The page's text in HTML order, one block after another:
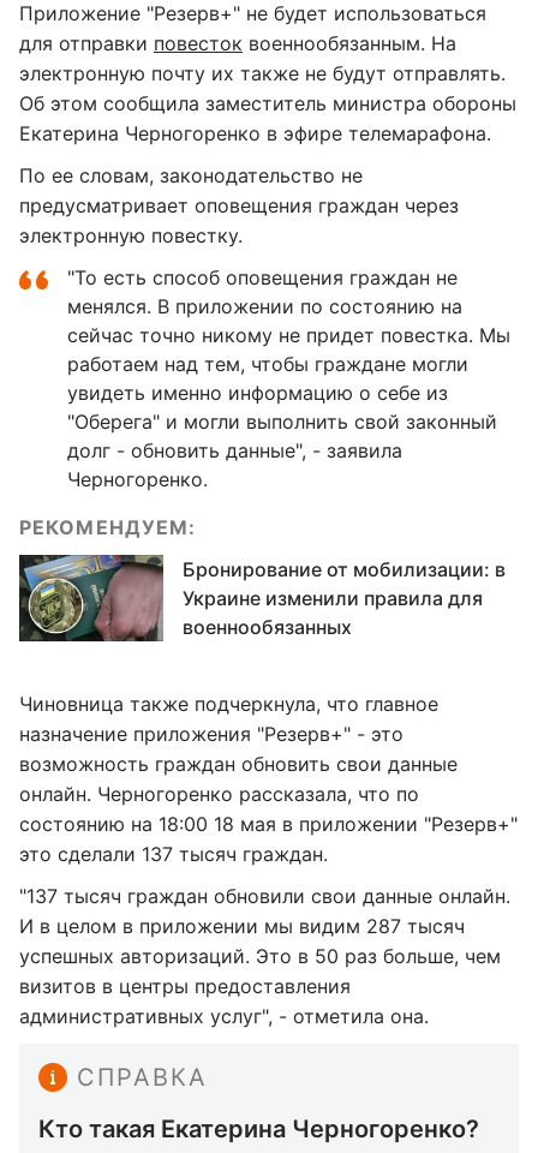
Приложение "Резерв+" не будет использоваться
для отправки повесток военнообязанным. На
электронную почту их также не будут отправлять.
Об этом сообщила заместитель министра обороны
Екатерина Черногоренко в эфире телемарафона.
По ее словам, законодательство не
предусматривает оповещения граждан через
электронную повестку.
"То есть способ оповещения граждан не
менялся. В приложении по состоянию на
сейчас точно никому не придет повестка. Мы
работаем над тем, чтобы граждане могли
увидеть именно информацию о себе из
"Оберега" и могли выполнить свой законный
долг - обновить данные", - заявила
Черногоренко.
РЕКОМЕНДУЕМ:
Бронирование от мобилизации: в
Украине изменили правила для
военнообязанных
Чиновница также подчеркнула, что главное
назначение приложения "Резерв+" - это
возможность граждан обновить свои данные
онлайн. Черногоренко рассказала, что по
состоянию на 18:00 18 мая в приложении "Резерв+"
это сделали 137 тысяч граждан.
"137 тысяч граждан обновили свои данные онлайн.
И в целом в приложении мы видим 287 тысяч
успешных авторизаций. Это в 50 раз больше, чем
визитов в центры предоставления
административных услуг", - отметила она.
СПРАВКА
Кто такая Екатерина Черногоренко?